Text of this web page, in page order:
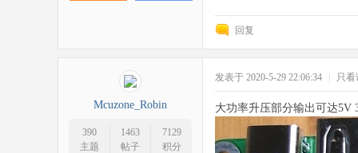
回复
Mcuzone_Robin
390
主题
1463
帖子
7129
积分
发表于 2020-5-29 22:06:34 只看
大功率升压部分输出可达5V